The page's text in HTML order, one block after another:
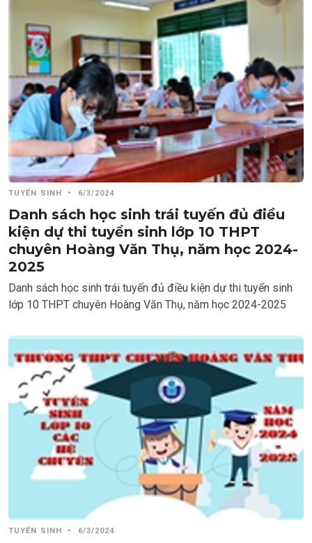
TUYỂN SINH • 6/3/2024
Danh sách học sinh trái tuyến đủ điều
kiện dự thi tuyển sinh lớp 10 THPT
chuyên Hoàng Văn Thụ, năm học 2024-
2025
Danh sách học sinh trái tuyến đủ điều kiện dự thi tuyển sinh
lớp 10 THPT chuyên Hoàng Văn Thụ, năm học 2024-2025
TUYỂN SINH • 6/3/2024